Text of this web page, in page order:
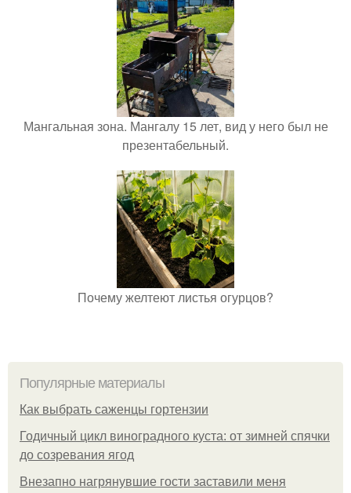
Мангальная зона. Мангалу 15 лет, вид у него был не
презентабельный.
Почему желтеют листья огурцов?
Популярные материалы
Как выбрать саженцы гортензии
Годичный цикл виноградного куста: от зимней спячки
до созревания ягод
Внезапно нагрянувшие гости заставили меня